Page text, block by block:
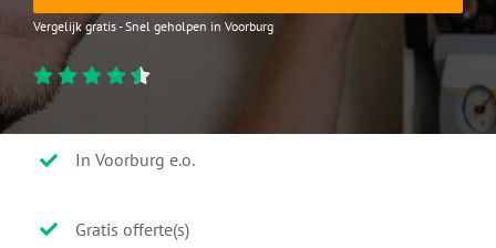
Vergelijk gratis - Snel geholpen in Voorburg
In Voorburg e.o.
Gratis offerte(s)